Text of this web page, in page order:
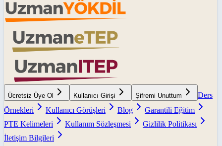
Ücretsiz Üye Ol Kullanıcı Girişi Şifremi Unuttum
Ders
Örnekleri
Kullanıcı Görüşleri Blog
Garantili Eğitim
PTE Kelimeleri
Kullanım Sözleşmesi
Gizlilik Politikası
İletişim Bilgileri